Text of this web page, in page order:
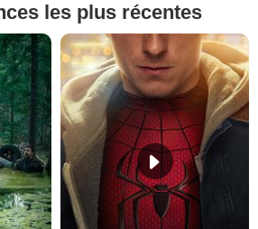
les plus récentes